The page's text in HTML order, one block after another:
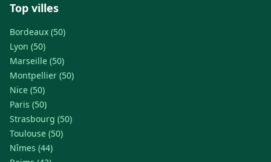
Top villes
Bordeaux (50)
Lyon (50)
Marseille (50)
Montpellier (50)
Nice (50)
Paris (50)
Strasbourg (50)
Toulouse (50)
Nîmes (44)